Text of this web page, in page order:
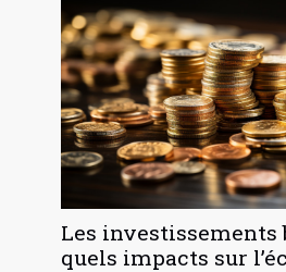
Les investissements
quels impacts sur